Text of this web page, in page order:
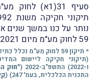
סעיף 31(1א)
נותר על כנו במשך שנים
59 לחוק מע"מ מיום 18.11.2021 (
* תיקון 59 לחוק מע"מ
ו-2022) התשפ"ב-2022 (
"חוק
התכנית הכלכלית, בעמ' 247) (